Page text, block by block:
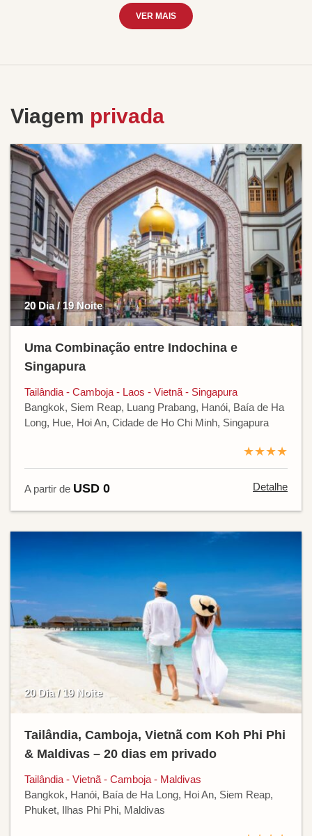
VER MAIS
Viagem privada
20 Dia / 19 Noite
Uma Combinação entre Indochina e
Singapura
Tailândia - Camboja - Laos - Vietnã - Singapura
Bangkok, Siem Reap, Luang Prabang, Hanói, Baía de Ha
Long, Hue, Hoi An, Cidade de Ho Chi Minh, Singapura
★★★★
A partir de USD 0 Detalhe
20 Dia / 19 Noite
Tailândia, Camboja, Vietnã com Koh Phi Phi
& Maldivas – 20 dias em privado
Tailândia - Vietnã - Camboja - Maldivas
Bangkok, Hanói, Baía de Ha Long, Hoi An, Siem Reap,
Phuket, Ilhas Phi Phi, Maldivas